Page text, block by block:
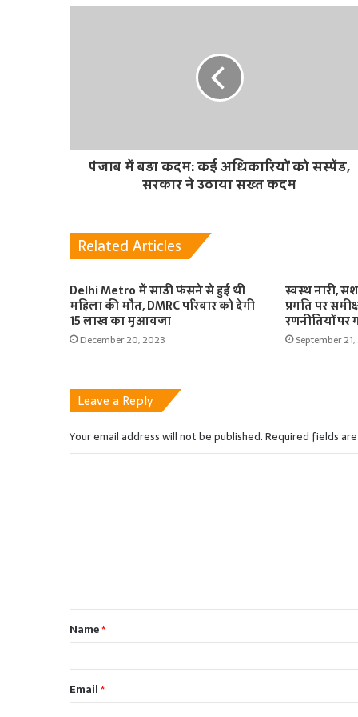
t
पंजाब में बड़ा कदम: कई अधिकारियों को सस्पेंड,
सरकार ने उठाया सख्त कदम
Related Articles
Delhi Metro में साड़ी फंसने से हुई थी
महिला की मौत, DMRC परिवार को देगी
15 लाख का मुआवजा
December 20, 2023
स्वस्थ नारी,
प्रगति पर
रणनीतियों पर
September
Leave a Reply
Your email address will not be published.Required fields
t
*Name*
Email*